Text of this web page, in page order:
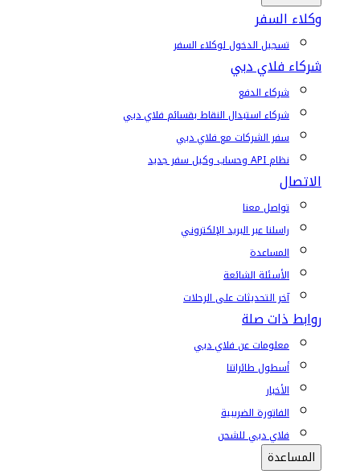
وكلاء السفر
تسجيل الدخول لوكلاء السفر
شركاء فلاي دبي
شركاء الدفع
شركاء استبدال النقاط بقسائم فلاي دبي
سفر الشركات مع فلاي دبي
نظام API وحساب وكيل سفر جديد
الاتصال
تواصل معنا
راسلنا عبر البريد الإلكتروني
المساعدة
الأسئلة الشائعة
آخر التحديثات على الرحلات
روابط ذات صلة
معلومات عن فلاي دبي
أسطول طائراتنا
الأخبار
الفاتورة الضريبية
فلاي دبي للشحن
المساعدة